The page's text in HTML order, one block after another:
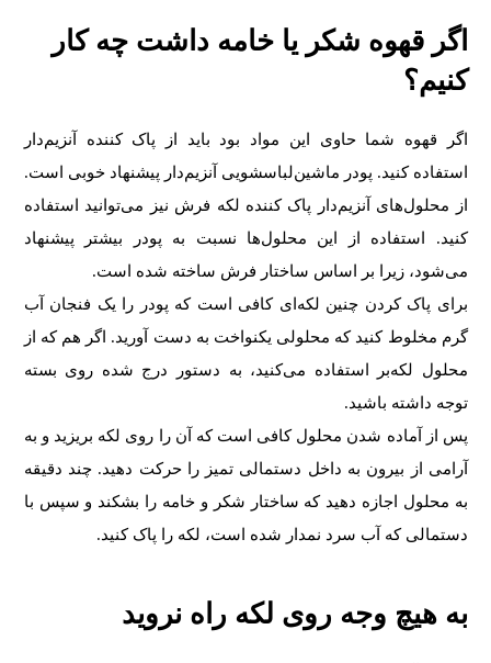
اگر قهوه شکر یا خامه داشت چه کار
کنیم؟
اگر قهوه شما حاوی این مواد بود باید از پاک کننده آنزیم‌دار
استفاده کنید. پودر ماشین‌لباسشویی آنزیم‌دار پیشنهاد خوبی است.
از محلول‌های آنزیم‌دار پاک کننده لکه فرش نیز می‌توانید استفاده
کنید. استفاده از این محلول‌ها نسبت به پودر بیشتر پیشنهاد
می‌شود، زیرا بر اساس ساختار فرش ساخته شده است.
برای پاک کردن چنین لکه‌ای کافی است که پودر را یک فنجان آب
گرم مخلوط کنید که محلولی یکنواخت به دست آورید. اگر هم که از
محلول لکه‌بر استفاده می‌کنید، به دستور درج شده روی بسته
توجه داشته باشید.
پس از آماده شدن محلول کافی است که آن را روی لکه بریزید و به
آرامی از بیرون به داخل دستمالی تمیز را حرکت دهید. چند دقیقه
به محلول اجازه دهید که ساختار شکر و خامه را بشکند و سپس با
دستمالی که آب سرد نمدار شده است، لکه را پاک کنید.
به هیچ وجه روی لکه راه نروید